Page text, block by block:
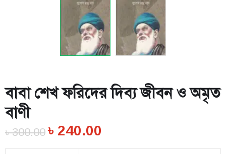
বাবা শেখ ফরিদের দিব্য জীবন ও অমৃত
বাণী
৳300.00 ৳ 240.00